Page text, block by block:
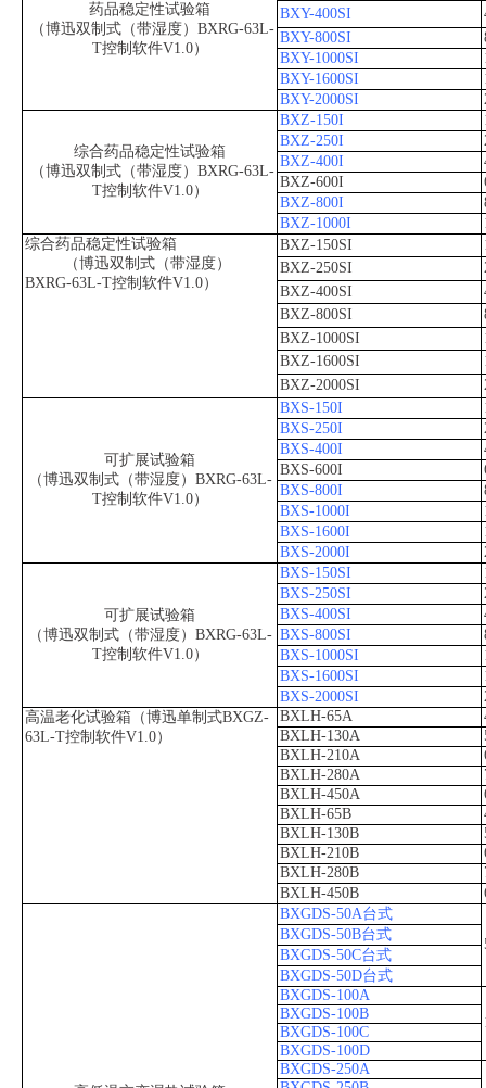
药品稳定性试验箱
（博迅双制式（带湿度）BXRG-63L-
T控制软件V1.0）
BXY-400SI
BXY-800SI
BXY-1000SI
BXY-1600SI
BXY-2000SI
综合药品稳定性试验箱
（博迅双制式（带湿度）BXRG-63L-
T控制软件V1.0）
BXZ-150I
BXZ-250I
BXZ-400I
BXZ-600I
BXZ-800I
BXZ-1000I
综合药品稳定性试验箱
（博迅双制式（带湿度）
BXRG-63L-T控制软件V1.0）
BXZ-150SI
BXZ-250SI
BXZ-400SI
BXZ-800SI
BXZ-1000SI
BXZ-1600SI
BXZ-2000SI
可扩展试验箱
（博迅双制式（带湿度）BXRG-63L-
T控制软件V1.0）
BXS-150I
BXS-250I
BXS-400I
BXS-600I
BXS-800I
BXS-1000I
BXS-1600I
BXS-2000I
可扩展试验箱
（博迅双制式（带湿度）BXRG-63L-
T控制软件V1.0）
BXS-150SI
BXS-250SI
BXS-400SI
BXS-800SI
BXS-1000SI
BXS-1600SI
BXS-2000SI
高温老化试验箱（博迅单制式BXGZ-
63L-T控制软件V1.0）
BXLH-65A
BXLH-130A
BXLH-210A
BXLH-280A
BXLH-450A
BXLH-65B
BXLH-130B
BXLH-210B
BXLH-280B
BXLH-450B
BXGDS-50A台式
BXGDS-50B台式
BXGDS-50C台式
BXGDS-50D台式
BXGDS-100A
BXGDS-100B
BXGDS-100C
BXGDS-100D
BXGDS-250A